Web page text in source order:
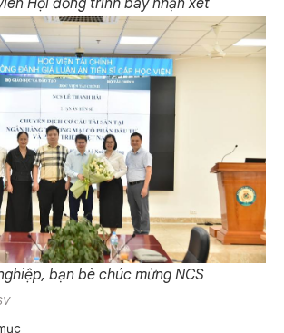
bạn bè chúc mừng NCS